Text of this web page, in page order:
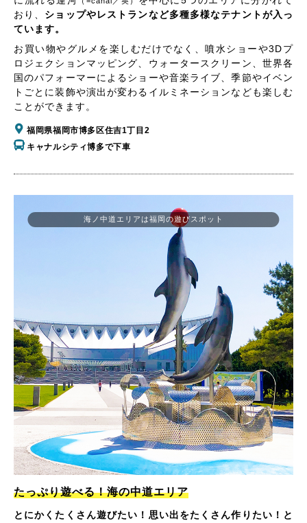
おり、 ショップやレストランなど多種多様なテナントが入っ
ています。
お買い物やグルメを楽しむだけでなく、噴水ショーや3Dプ
ロジェクションマッピング、ウォータースクリーン、世界各
国のパフォーマーによるショーや音楽ライブ、季節やイベン
トごとに装飾や演出が変わるイルミネーションなども楽しむ
ことができます。
福岡県福岡市博多区住吉1丁目2
キャナルシティ博多で下車
海ノ中道エリアは福岡の遊びスポット
たっぷり遊べる！海の中道エリア
とにかくたくさん遊びたい！思い出をたくさん作りたい！と